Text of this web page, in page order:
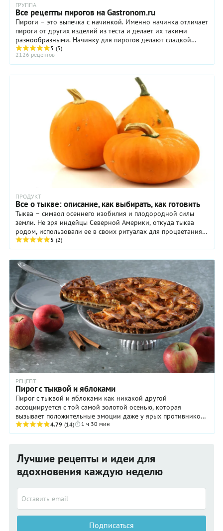
ГРУППА
Все рецепты пирогов на Gastronom.ru
Пироги – это выпечка с начинкой. Именно начинка отличает
пироги от других изделий из теста и делает их такими
разнообразными. Начинку для пирогов делают сладкой
(ягоды, фрукты, творог, мак) и ...
5 (5)
2126 рецептов
ПРОДУКТ
Все о тыкве: описание, как выбирать, как готовить
Тыква – символ осеннего изобилия и плодородной силы
земли. Не зря индейцы Северной Америки, откуда тыква
родом, использовали ее в своих ритуалах для процветания и
изобилия. В китайской системе ...
5 (2)
РЕЦЕПТ
Пирог с тыквой и яблоками
Пирог с тыквой и яблоками как никакой другой
ассоциируется с той самой золотой осенью, которая
вызывает положительные эмоции даже у ярых противников
холодного сезона. С этой выпечкой — похожая история ...
4.79 (14) 1 ч 30 мин
Лучшие рецепты и идеи для
вдохновения каждую неделю
Подписаться